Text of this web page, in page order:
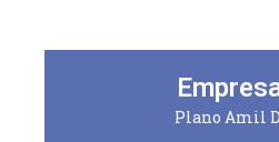
Plano Amil